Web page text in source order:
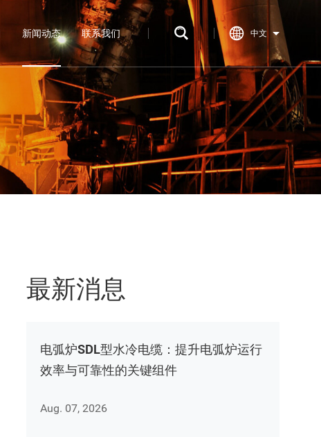
新闻动态 联系我们 中文
最新消息
电弧炉SDL型水冷电缆：提升电弧炉运行
效率与可靠性的关键组件
Aug. 07, 2026